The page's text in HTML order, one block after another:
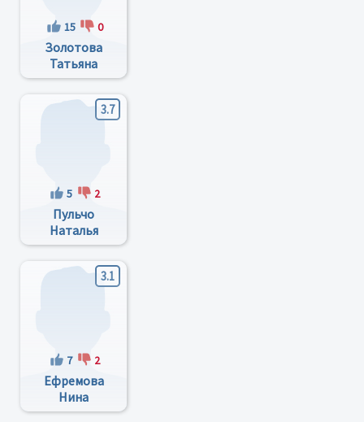
15 0
Золотова
Татьяна
Ивановна
3.7
5 2
Пульчо
Наталья
Владимировна
3.1
7 2
Ефремова
Нина
Владимировна